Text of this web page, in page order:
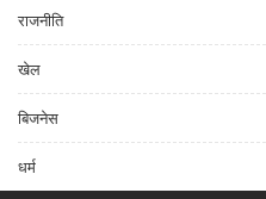
राजनीति
खेल
बिजनेस
धर्म